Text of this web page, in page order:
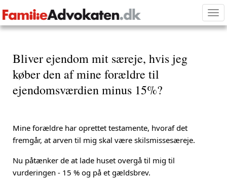
Bliver ejendom mit særeje, hvis jeg
køber den af mine forældre til
ejendomsværdien minus 15%?
Mine forældre har oprettet testamente, hvoraf det
fremgår, at arven til mig skal være skilsmissesæreje.
Nu påtænker de at lade huset overgå til mig til
vurderingen - 15 % og på et gældsbrev.